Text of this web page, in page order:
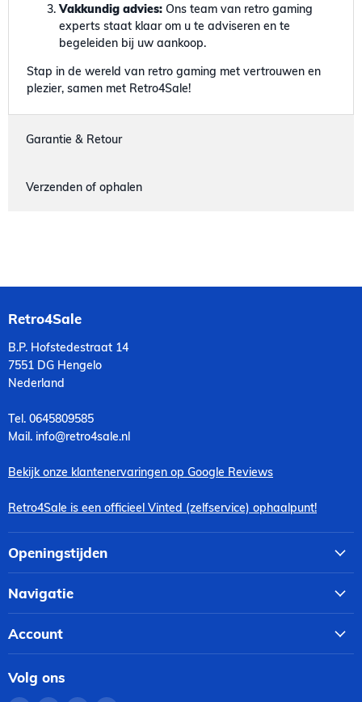
Vakkundig advies:Ons team van retro gaming
experts staat klaar om u te adviseren en te
begeleiden bij uw aankoop.
Stap in de wereld van retro gaming met vertrouwen en
plezier, samen met Retro4Sale!
Garantie & Retour
Verzenden of ophalen
Retro4Sale
B.P. Hofstedestraat 14
7551 DG Hengelo
Nederland
Tel. 0645809585
Mail. info@retro4sale.nl
Bekijk onze klantenervaringen op Google Reviews
Retro4Sale is een officieel Vinted (zelfservice) ophaalpunt!
Openingstijden
Navigatie
Account
Volg ons